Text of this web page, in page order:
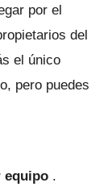
por el
del
el único
pero puedes
equipo .